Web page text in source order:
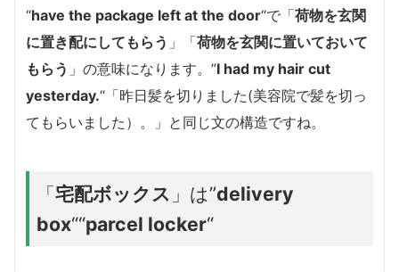
“have the package left at the door“で「荷物を玄関
に置き配にしてもらう 」「荷物を玄関に置いておいて
もらう 」の意味になります。”I had my hair cut
yesterday.“「昨日髪を切りました(美容院で髪を切っ
てもらいました）。」と同じ文の構造ですね。
「宅配ボックス 」は”delivery
box““parcel locker“